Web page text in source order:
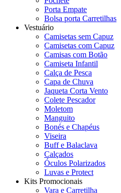
Porta Empate
Bolsa porta Carretilhas
Vestuário
Camisetas sem Capuz
Camisetas com Capuz
Camisas com Botão
Camiseta Infantil
Calça de Pesca
Capa de Chuva
Jaqueta Corta Vento
Colete Pescador
Moletom
Manguito
Bonés e Chapéus
Viseira
Buff e Balaclava
Calçados
Óculos Polarizados
Luvas e Protect
Kits Promocionais
Vara e Carretilha